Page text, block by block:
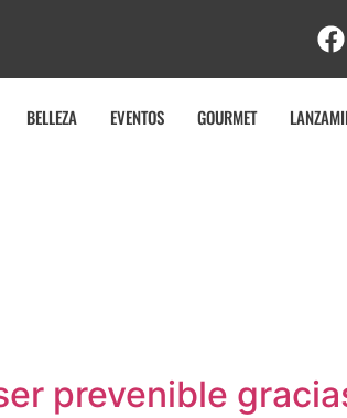
BELLEZA EVENTOS GOURMET
prevenible